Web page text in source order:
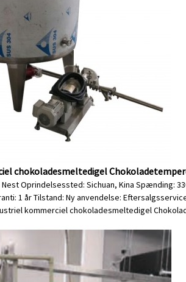
chokoladesmeltedigel
Oprindelsessted: Sichuan, Kina Spænding:
1 år Tilstand: Ny anvendelse:
kommerciel chokoladesmeltedigel